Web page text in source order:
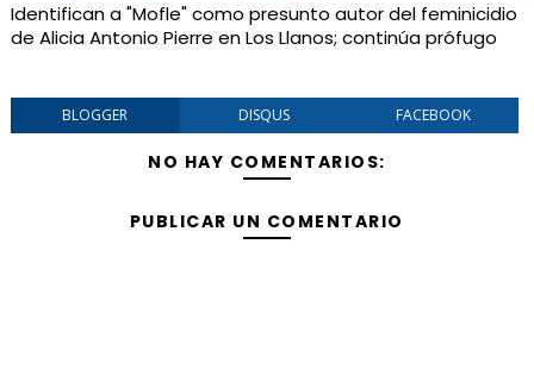
Identifican a "Mofle" como presunto autor del feminicidio
de Alicia Antonio Pierre en Los Llanos; continúa prófugo
BLOGGER DISQUS FACEBOOK
NO HAY COMENTARIOS:
PUBLICAR UN COMENTARIO